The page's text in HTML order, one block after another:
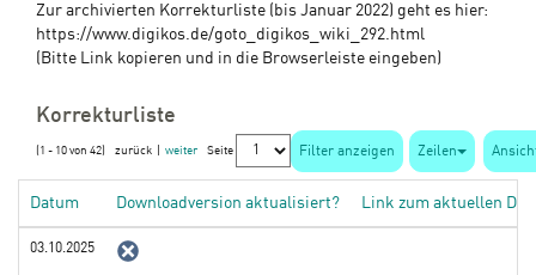
Zur archivierten Korrekturliste (bis Januar 2022) geht es hier:
https://www.digikos.de/goto_digikos_wiki_292.html
(Bitte Link kopieren und in die Browserleiste eingeben)
Korrekturliste
(1 - 10 von 42) zurück weiter Seite Filter anzeigen Zeilen
Datum Downloadversion aktualisiert? Link zum aktuellen
03.10.2025